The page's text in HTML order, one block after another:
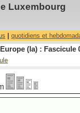
Luxembourg
quotidiens et
(la) : Fascicule